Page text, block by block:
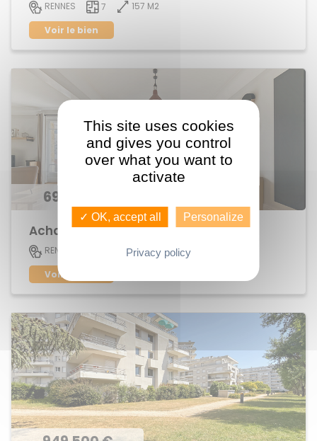
RENNES 7
157 M2
Voir le bien
696 300 €
Achat Appartement centre ville
RENNES
152 M2
Voir le bien
This site uses cookies
and gives you control
over what you want to
activate
✓ OK, accept all Personalize
Privacy policy